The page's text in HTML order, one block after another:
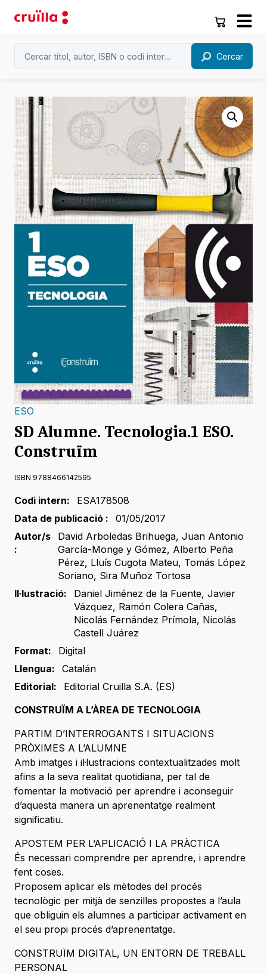
Cercar
ESO
SD Alumne. Tecnologia.1 ESO.
Construïm
ISBN 9788466142595
Codi intern:
ESA178508
Data de publicació :
01/05/2017
Autor/s
:
David Arboledas Brihuega, Juan Antonio
García-Monge y Gómez, Alberto Peña
Pérez, Lluís Cugota Mateu, Tomás López
Soriano, Sira Muñoz Tortosa
Il·lustració:
Daniel Jiménez de la Fuente, Javier
Vázquez, Ramón Colera Cañas,
Nicolás Fernández Prímola, Nicolás
Castell Juárez
Format:
Digital
Llengua:
Catalán
Editorial:
Editorial Cruilla S.A. (ES)
CONSTRUÏM A L’ÀREA DE TECNOLOGIA
PARTIM D’INTERROGANTS I SITUACIONS
PRÒXIMES A L’ALUMNE
Amb imatges i il·lustracions contextualitzades molt
afins a la seva realitat quotidiana, per tal de
fomentar la motivació per aprendre i aconseguir
d’aquesta manera un aprenentatge realment
significatiu.
APOSTEM PER L’APLICACIÓ I LA PRÀCTICA
És necessari comprendre per aprendre, i aprendre
fent coses.
Proposem aplicar els mètodes del procés
tecnològic per mitjà de senzilles propostes a l’aula
que obliguin els alumnes a participar activament en
el seu propi procés d’aprenentatge.
CONSTRUÏM DIGITAL, UN ENTORN DE TREBALL
PERSONAL